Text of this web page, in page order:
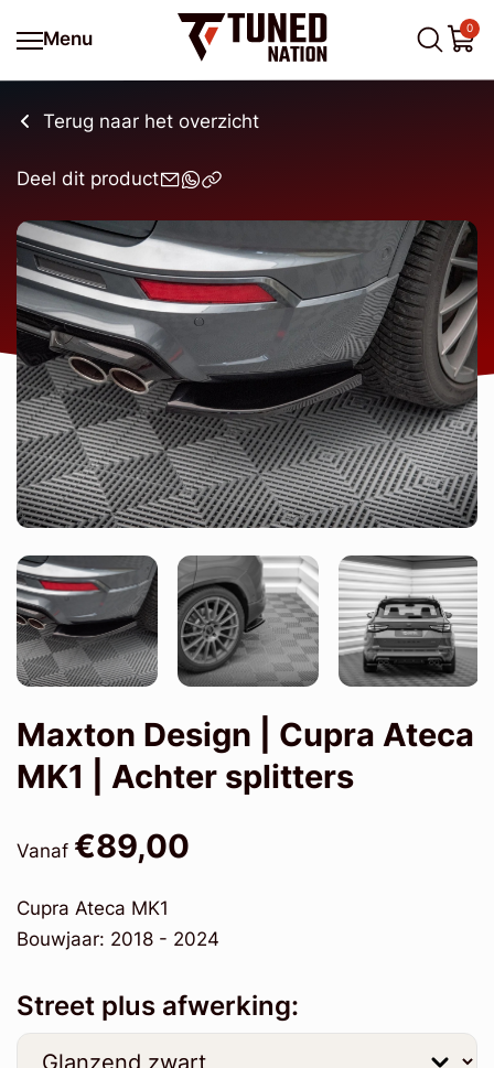
Menu
0
Terug naar het overzicht
Deel dit product
Maxton Design | Cupra Ateca
MK1 | Achter splitters
Vanaf €89,00
Cupra Ateca MK1
Bouwjaar: 2018 - 2024
Street plus afwerking: